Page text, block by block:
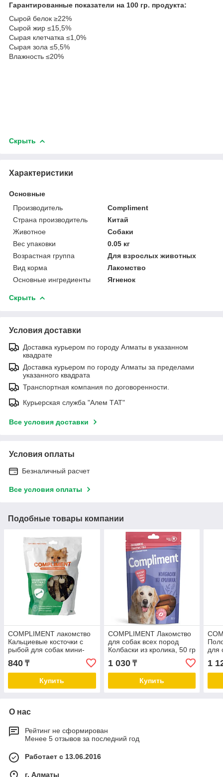
Гарантированные показатели на 100 гр. продукта:
Сырой белок ≥22%
Сырой жир ≤15,5%
Сырая клетчатка ≤1,0%
Сырая зола ≤5,5%
Влажность ≤20%
Скрыть
Характеристики
Основные
Производитель
Compliment
Страна производитель
Китай
Животное
Собаки
Вес упаковки
0.05 кг
Возрастная группа
Для взрослых животных
Вид корма
Лакомство
Основные ингредиенты
Ягненок
Скрыть
Условия доставки
Доставка курьером по городу Алматы в указанном
квадрате
Доставка курьером по городу Алматы за пределами
указанного квадрата
Транспортная компания по договоренности.
Курьерская служба "Алем ТАТ"
Все условия доставки
Условия оплаты
Безналичный расчет
Все условия оплаты
Подобные товары компании
COMPLIMENT лакомство
Кальциевые косточки с
рыбой для собак мини-
пород
840 ₸
Купить
COMPLIMENT Лакомство
для собак всех пород
Колбаски из кролика, 50 гр
1 030₸
Купить
для
1
О нас
Рейтинг не сформирован
Менее 5 отзывов за последний год
Работает с 13.06.2016
г. Алматы